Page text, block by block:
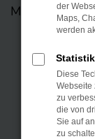
Mo – Fr:der
Maps,
werden
Diese
Webseite
zu
die von
Sie auf
zu